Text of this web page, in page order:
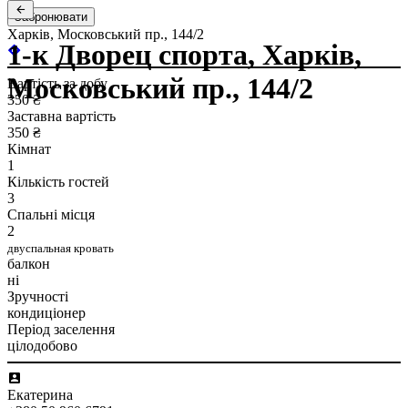
1-к Дворец спорта, Харків,
Московський пр., 144/2
Забронювати
Харків, Московський пр., 144/2
Вартість за добу
350 ₴
Заставна вартість
350 ₴
Кімнат
1
Кількість гостей
3
Спальні місця
2
двуспальная кровать
балкон
ні
Зручності
кондиціонер
Період заселення
цілодобово
Екатерина